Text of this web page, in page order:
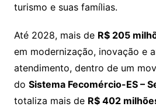
turismo e suas famílias.
Até 2028, mais de R$ 205
em modernização, inovação e
atendimento, dentro de um
do Sistema Fecomércio-ES –
totaliza mais de R$ 402